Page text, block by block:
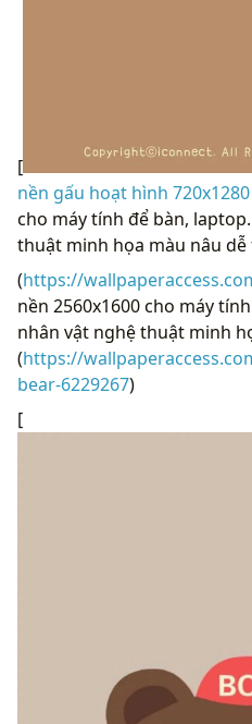
[
nền gấu hoạt hình 720x1280
cho máy tính để bàn,
thuật minh họa màu nâu
(https://
nền 2560x1600 cho máy
nhân vật nghệ thuật minh
(https://
bear-6229267)
[